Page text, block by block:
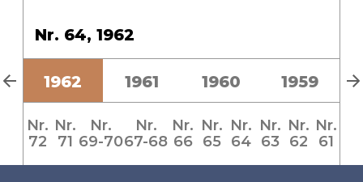
Nr. 64, 1962
1962 1961 1960 1959
Nr.
72
Nr.
71
Nr.
69-70
Nr.
67-68
Nr.
66
Nr.
65
Nr.
64
Nr.
63
Nr.
62
Nr.
61